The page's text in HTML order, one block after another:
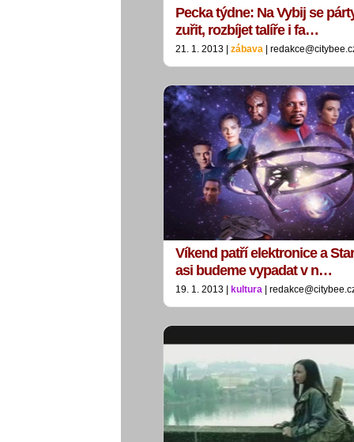
Pecka týdne: Na Vybij se
zuřit, rozbíjet talíře i fa…
21. 1. 2013 | zábava |
Víkend patří elektronice a
asi budeme vypadat v n…
19. 1. 2013 | kultura |